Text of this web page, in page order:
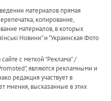
материалов прямая
копирование,
материалов, в которых
Новини" и "Украинская Фото
с меткой "Реклама" /
являются рекламными и
редакция участвует в
мнения, высказанные в этих